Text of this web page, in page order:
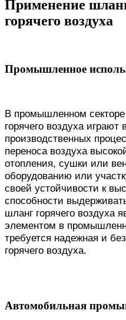
Применение
горячего воздуха
Промышленное
В промышленном
горячего воздуха
производственных
переноса воздуха
отопления, сушки или
оборудованию или
своей устойчивости к
способности
шланг горячего воздуха
элементом в
требуется надежная и
горячего воздуха.
Автомобильная